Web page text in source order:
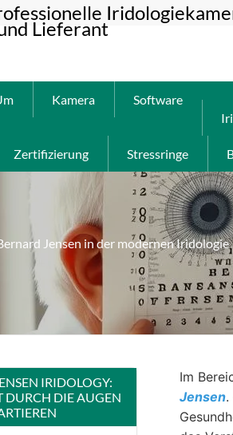
Lieferant
Kamera
Software
Zertifizierung Stressringe
Jensen in der modernen Iridologie
Im
Jensen.
IRIDOLOGY:
DURCH DIE AUGEN